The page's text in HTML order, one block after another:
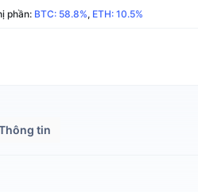
phần: BTC: 58.8%, ETH: 10.5%
tin